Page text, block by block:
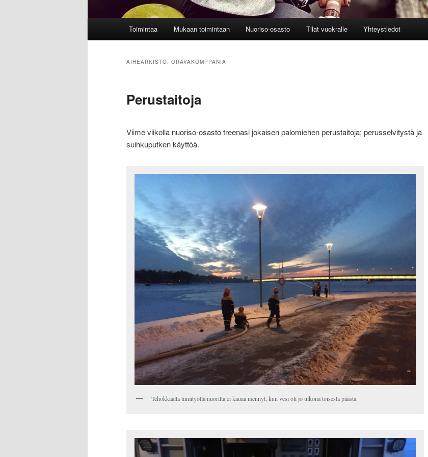
Toimintaa Mukaan toimintaan Nuoriso-osasto Tilat vuokralle Yhteystiedot
AIHEARKISTO: ORAVAKOMPPANIA
Perustaitoja
Viime viikolla nuoriso-osasto treenasi jokaisen palomiehen perustaitoja; perusselvitystä ja
suihkuputken käyttöä.
Tehokkaalla tiimityöllä nuorilla ei kauaa mennyt, kun vesi oli jo ulkona toisesta päästä.